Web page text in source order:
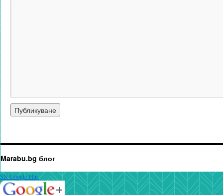
Marabu.bg блог
SN Google Plus